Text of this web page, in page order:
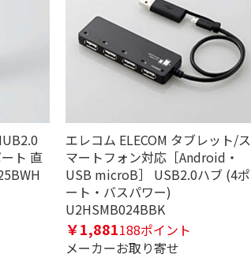
ト 直
エレコム ELECOM タブレット/ス
マートフォン対応［Android・
USB microB］ USB2.0ハブ (4ポ
ート・バスパワー)
U2HSMB024BBK
￥1,881188ポイント
メーカーお取り寄せ
ワードを除外して検索します。
円